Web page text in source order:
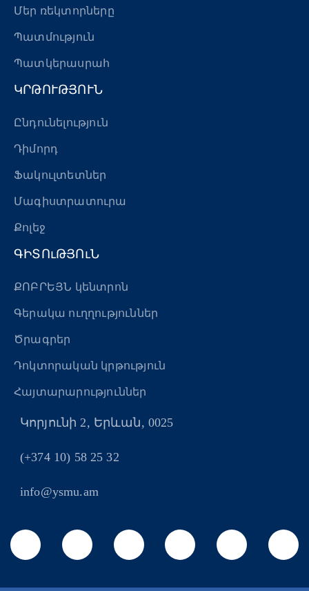
Մեր ռեկտորները
Պատմություն
Պատկերասրահ
ԿՐԹՈՒԹՅՈՒՆ
Ընդունելություն
Դիմորդ
Ֆակուլտետներ
Մագիստրատուրա
Քոլեջ
ԳԻՏՈւԹՅՈւՆ
ՔՈԲՐԵՅՆ կենտրոն
Գերակա ուղղություններ
Ծրագրեր
Դոկտորական կրթություն
Հայտարարություններ
Կորյունի 2, Երևան, 0025
(+374 10) 58 25 32
info@ysmu.am